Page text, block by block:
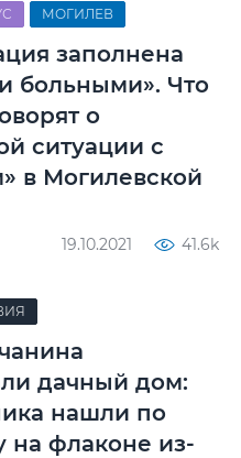
МОГИЛЕВ
заполнена
больными». Что
о
ситуации с
в Могилевской
19.10.2021 41.6k
дачный дом:
нашли по
на флаконе из-